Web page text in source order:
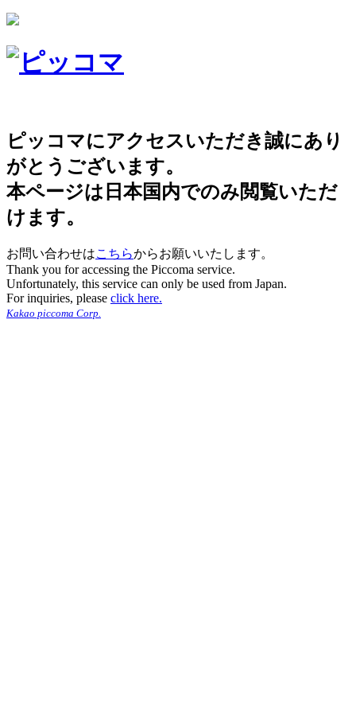
ピッコマにアクセスいただき誠にあり
がとうございます。
本ページは日本国内でのみ閲覧いただ
けます。
お問い合わせはこちらからお願いいたします。
Thank you for accessing the Piccoma service.
Unfortunately, this service can only be used from Japan.
For inquiries, please click here.
Kakao piccoma Corp.